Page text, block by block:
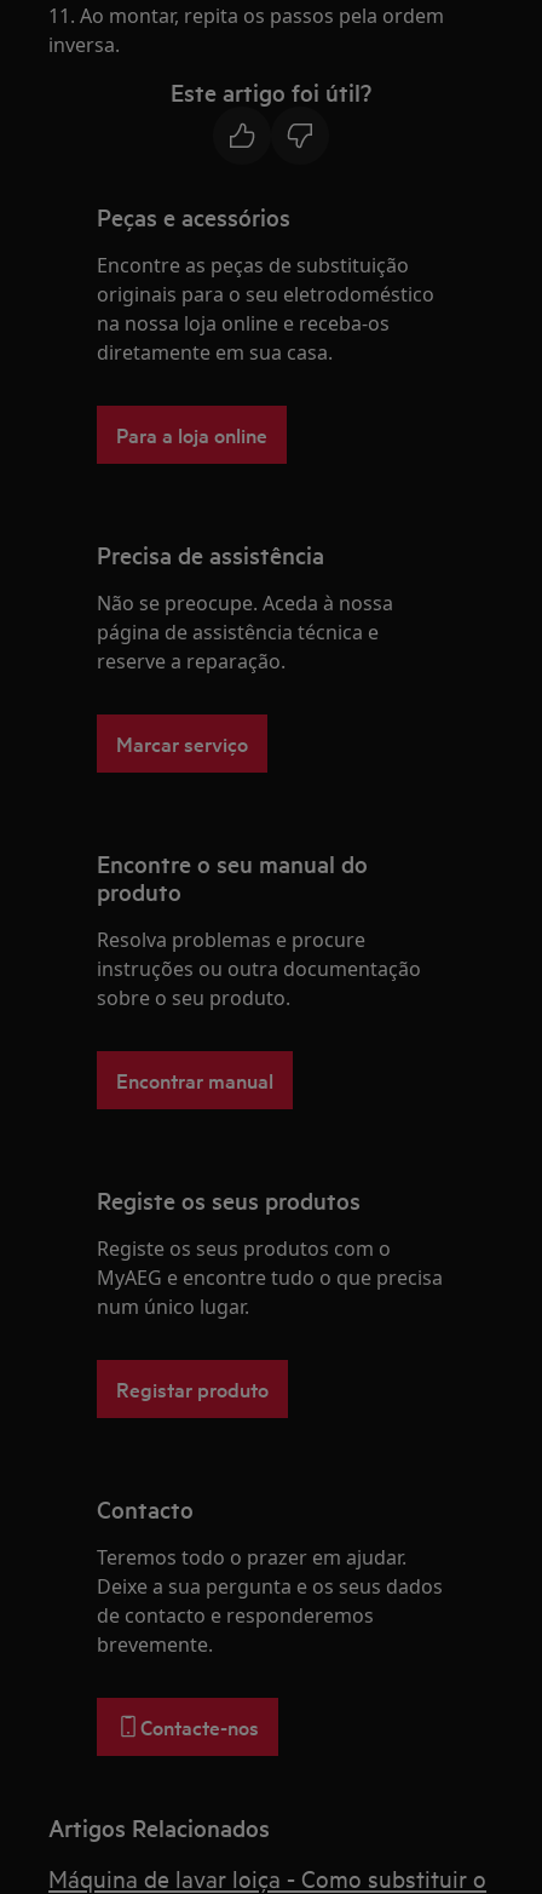
11. Ao montar, repita os passos pela ordem
inversa.
Este artigo foi útil?
Peças e acessórios
Encontre as peças de substituição
originais para o seu eletrodoméstico
na nossa loja online e receba-os
diretamente em sua casa.
Para a loja online
Precisa de assistência
Não se preocupe. Aceda à nossa
página de assistência técnica e
reserve a reparação.
Marcar serviço
Encontre o seu manual do
produto
Resolva problemas e procure
instruções ou outra documentação
sobre o seu produto.
Encontrar manual
Registe os seus produtos
Registe os seus produtos com o
MyAEG e encontre tudo o que precisa
num único lugar.
Registar produto
Contacto
Teremos todo o prazer em ajudar.
Deixe a sua pergunta e os seus dados
de contacto e responderemos
brevemente.
Contacte-nos
Artigos Relacionados
Máquina de lavar loiça - Como substituir o